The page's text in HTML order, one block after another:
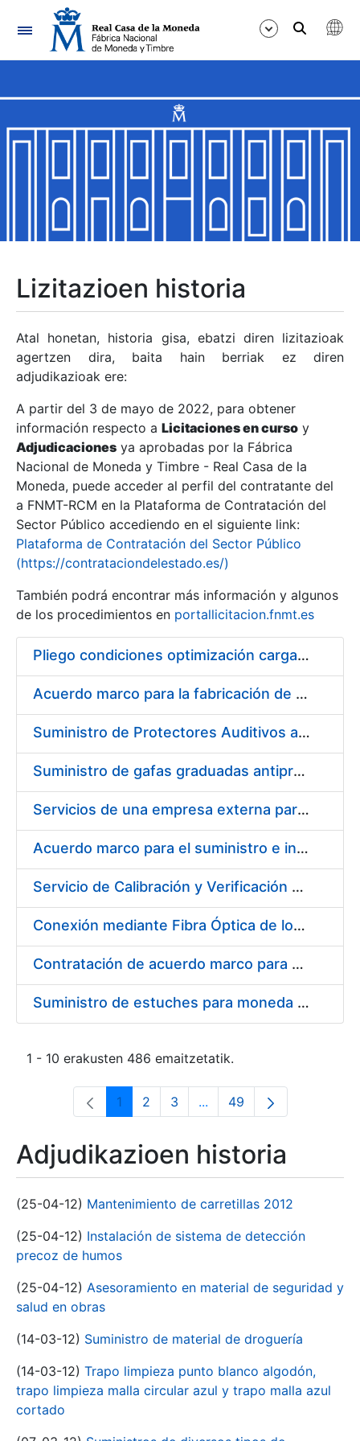
Nabigazioa
Erakutsi/Ezkutatu
Erakutsi/Ezkutatu
Erakutsi/Ezkutatu
Erakutsi/Ezkutatu
Erakutsi/Ezkutatu
Erakutsi/Ezkutatu
Erakutsi/Ezkutatu
Erakutsi/Ezkutatu
Lizitazioen historia
Atal honetan, historia gisa, ebatzi diren lizitazioak
agertzen dira, baita hain berriak ez diren
adjudikazioak ere:
A partir del 3 de mayo de 2022, para obtener
información respecto a Licitaciones en curso y
Adjudicaciones ya aprobadas por la Fábrica
Nacional de Moneda y Timbre - Real Casa de la
Moneda, puede acceder al perfil del contratante del
a FNMT-RCM en la Plataforma de Contratación del
Sector Público accediendo en el siguiente link:
Plataforma de Contratación del Sector Público
(https://contrataciondelestado.es/)
También podrá encontrar más información y algunos
de los procedimientos en portallicitacion.fnmt.es
Pliego condiciones optimización cargas compras firmado
Acuerdo marco para la fabricación de piezas
Suministro de Protectores Auditivos a medida para las personas trabajadoras de los Centros de Trabajo de Madrid y Burgos
Suministro de gafas graduadas antiproyecciones para los trabajadores de la FNMT-RCM en los centros de trabajo de Madrid y Burgos
Servicios de una empresa externa para el asesoramiento y resolución de los recursos de alzada que se presentan relacionados con procesos de selección para la FNMT-RCM
Acuerdo marco para el suministro e instalación de persianas, estores y otros complementos
Servicio de Calibración y Verificación Externa de los Equipos de Medición del Servicio de Prevención de la FNMT-RCM
Conexión mediante Fibra Óptica de los Centros de Proceso de Datos (CPDs) de las sedes de la FNMT-RCM de Burgos y Madrid
Contratación de acuerdo marco para el Suministro de Material de Electricidad para la Fábrica Nacional de Moneda y Timbre-Real Casa de la Moneda en su centro de trabajo de Burgos
Suministro de estuches para moneda de 30 €
1 - 10 erakusten 486 emaitzetatik.
Orrialdea
1 Orrialdea
2 Orrialdea
3 ...Intermediate Pages Use
Orrialdea
49
Adjudikazioen historia
(25-04-12) Mantenimiento de carretillas 2012
(25-04-12) Instalación de sistema de detección
precoz de humos
(25-04-12) Asesoramiento en material de seguridad y
salud en obras
(14-03-12) Suministro de material de droguería
(14-03-12) Trapo limpieza punto blanco algodón,
trapo limpieza malla circular azul y trapo malla azul
cortado